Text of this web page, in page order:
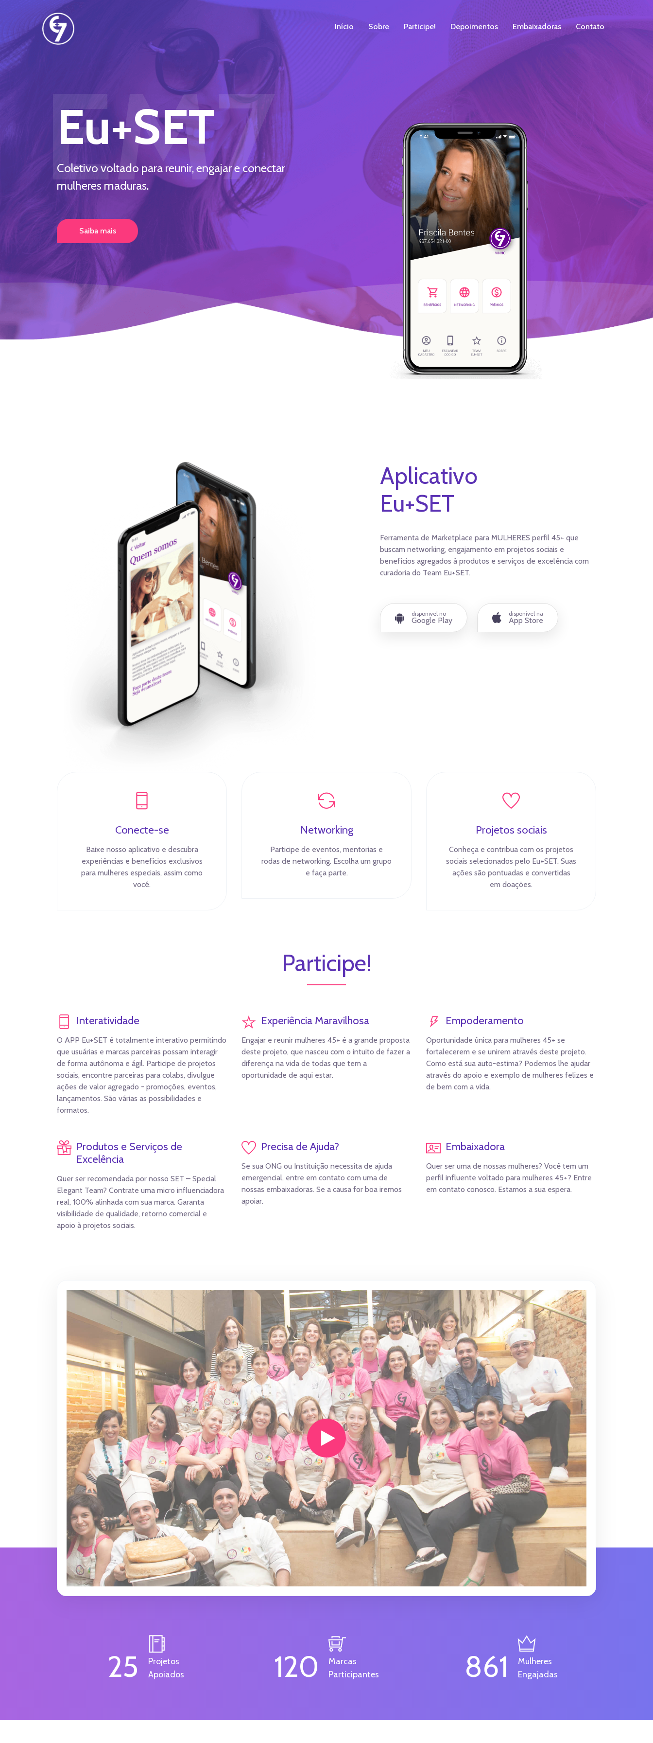
Início Sobre Participe! Depoimentos Embaixadoras Contato
Eu+SET
EM7
Coletivo voltado para reunir, engajar e conectar
mulheres maduras.
Aplicativo
Eu+SET
Ferramenta de Marketplace para MULHERES perfil 45+ que
buscam networking, engajamento em projetos sociais e
benefícios agregados à produtos e serviços de excelência com
curadoria do Team Eu+SET.
disponivel no
Google Play
disponível na
App Store
Conecte-se
Baixe nosso aplicativo e descubra
experiências e benefícios exclusivos
para mulheres especiais, assim como
você.
Networking
Participe de eventos, mentorias e
rodas de networking. Escolha um grupo
e faça parte.
Projetos sociais
Conheça e contribua com os projetos
sociais selecionados pelo Eu+SET. Suas
ações são pontuadas e convertidas
em doações.
Participe!
Interatividade
O APP Eu+SET é totalmente interativo permitindo
que usuárias e marcas parceiras possam interagir
de forma autônoma e ágil. Participe de projetos
sociais, encontre parceiras para colabs, divulgue
ações de valor agregado - promoções, eventos,
lançamentos. São várias as possibilidades e
formatos.
Experiência Maravilhosa
Engajar e reunir mulheres 45+ é a grande proposta
deste projeto, que nasceu com o intuito de fazer a
diferença na vida de todas que tem a
oportunidade de aqui estar.
Empoderamento
Oportunidade única para mulheres 45+ se
fortalecerem e se unirem através deste projeto.
Como está sua auto-estima? Podemos lhe ajudar
através do apoio e exemplo de mulheres felizes e
de bem com a vida.
Produtos e Serviços de
Excelência
Quer ser recomendada por nosso SET – Special
Elegant Team? Contrate uma micro influenciadora
real, 100% alinhada com sua marca. Garanta
visibilidade de qualidade, retorno comercial e
apoio à projetos sociais.
Precisa de Ajuda?
Se sua ONG ou Instituição necessita de ajuda
emergencial, entre em contato com uma de
nossas embaixadoras. Se a causa for boa iremos
apoiar.
Embaixadora
Quer ser uma de nossas mulheres? Você tem um
perfil influente voltado para mulheres 45+? Entre
em contato conosco. Estamos a sua espera.
25
Projetos
Apoiados
120
Marcas
Participantes
861
Mulheres
Engajadas